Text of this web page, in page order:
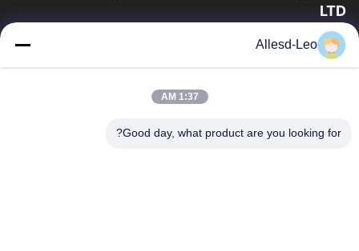
LTD
16 سال تجربه، به عنوان یک تولید کننده و صادر کننده پیشرو محصولات
صفحه اصلی
محصولات
Allesd-Leo
1:37 AM
Good day, what product are you looking for?